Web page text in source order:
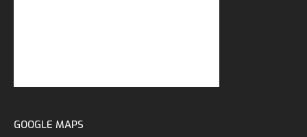
GOOGLE MAPS